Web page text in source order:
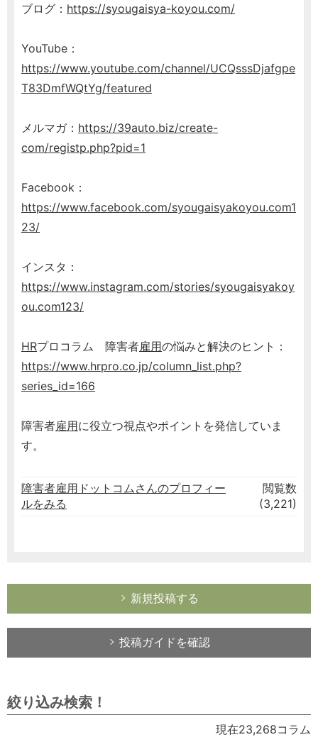
ブログ： https://syougaisya-koyou.com/
YouTube：
https://www.youtube.com/channel/UCQsssDjafgpe
T83DmfWQtYg/featured
メルマガ： https://39auto.biz/create-
com/registp.php?pid=1
Facebook：
https://www.facebook.com/syougaisyakoyou.com1
23/
インスタ：
https://www.instagram.com/stories/syougaisyakoy
ou.com123/
HRプロコラム 障害者雇用の悩みと解決のヒント：
https://www.hrpro.co.jp/column_list.php?
series_id=166
障害者雇用に役立つ視点やポイントを発信していま
す。
障害者雇用ドットコムさんのプロフィー
ルをみる
閲覧数
(3,221)
新規投稿する
投稿ガイドを確認
絞り込み検索！
現在23,268コラム